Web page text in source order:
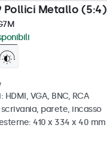
Pollici Metallo (5:4)
HDMI, VGA, BNC, RCA
parete, incasso
410 x 334 x 40 mm